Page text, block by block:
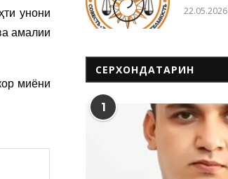
унони
амалии
миёни
22.05.2026
СЕРХОНДАТАРИН
1